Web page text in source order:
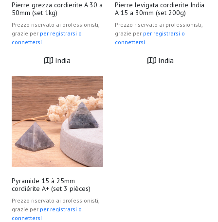
Pierre grezza cordierite A 30 a
50mm (set 1kg)
Prezzo riservato ai professionisti,
grazie per per registrarsi o
connettersi
India
Pierre levigata cordierite India
A 15 a 30mm (set 200g)
Prezzo riservato ai professionisti,
grazie per per registrarsi o
connettersi
India
Pyramide 15 à 25mm
cordiérite A+ (set 3 pièces)
Prezzo riservato ai professionisti,
grazie per per registrarsi o
connettersi